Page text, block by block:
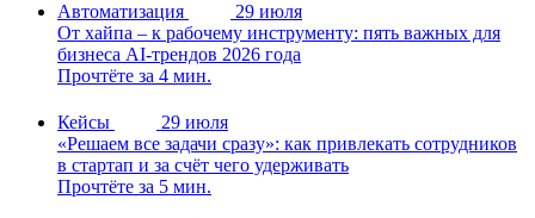
Автоматизация
29 июля
От хайпа – к рабочему инструменту: пять важных для
бизнеса AI-трендов 2026 года
Прочтёте за 4 мин.
Кейсы
29 июля
«Решаем все задачи сразу»: как привлекать сотрудников
в стартап и за счёт чего удерживать
Прочтёте за 5 мин.